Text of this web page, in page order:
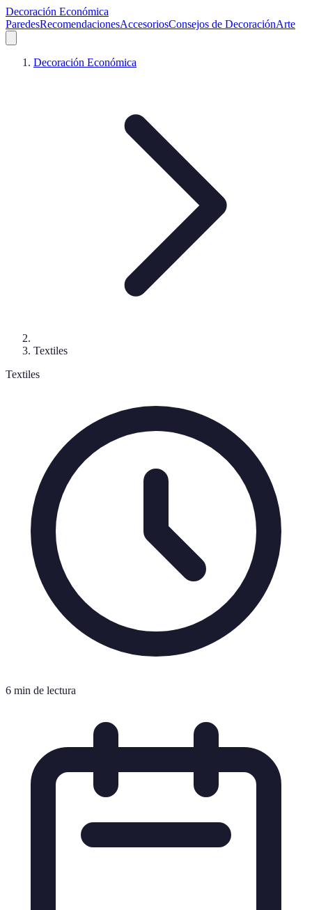
Decoración Económica
ParedesRecomendacionesAccesoriosConsejos de DecoraciónArte
Decoración Económica
Textiles
Textiles
6 min de lectura